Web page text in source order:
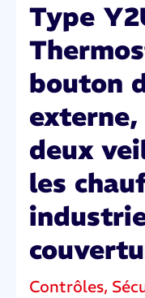
Type
bouton
externe,
deux
les
Contrôles,